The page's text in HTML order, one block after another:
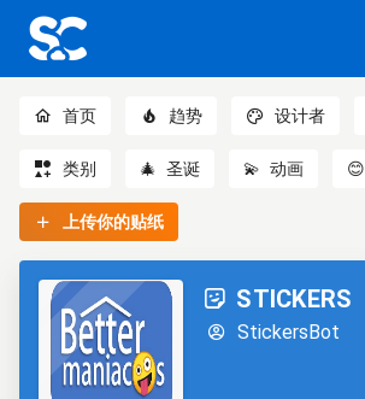
首页 趋势 设计者
类别 🎄 圣诞 💫 动画 😊
上传你的贴纸
STICKERS
StickersBot